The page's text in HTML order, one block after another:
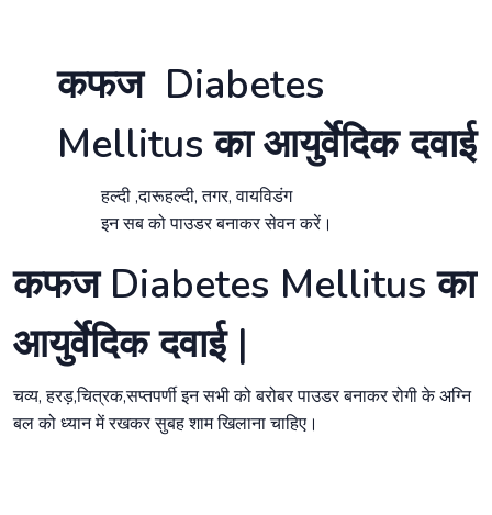
कफज Diabetes
Mellitus का आयुर्वेदिक दवाई
हल्दी ,दारूहल्दी, तगर, वायविडंग
इन सब को पाउडर बनाकर सेवन करें।
कफज Diabetes Mellitus का
आयुर्वेदिक दवाई |
चव्य, हरड़,चित्रक,सप्तपर्णी इन सभी को बरोबर पाउडर बनाकर रोगी के अग्नि
बल को ध्यान में रखकर सुबह शाम खिलाना चाहिए।